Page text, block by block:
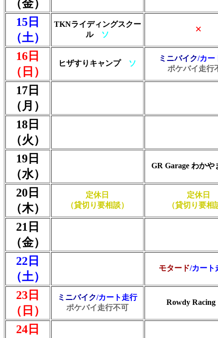
（金）
15日
（土）
TKNライディングスクー
ル
ソ ×
16日
（日）
ヒザすりキャンプ ソ
ミニバイク/カー
ポケバイ走行
17日
（月）
18日
（火）
19日
（水）
GR Garage わかや
20日
（木）
定休日
（貸切り要相談）
定休日
（貸切り要相
21日
（金）
22日
（土）
モタード/カート
23日
（日）
ミニバイク/カート走行
ポケバイ走行不可
Rowdy Racing
24日